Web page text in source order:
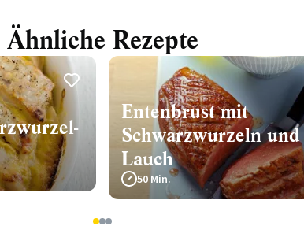
Ähnliche Rezepte
Entenbrust mit
Schwarzwurzeln und
Lauch
50 Min.
123